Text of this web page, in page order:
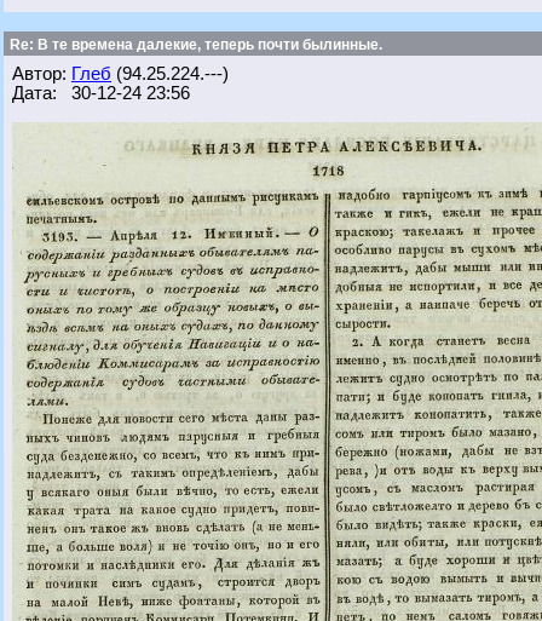
Re: В те времена далекие, теперь почти былинные.
Автор: Глеб (94.25.224.---)
Дата: 30-12-24 23:56